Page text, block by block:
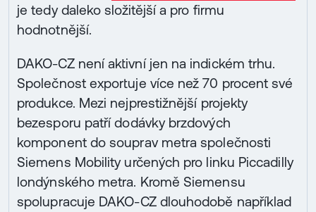
je tedy daleko složitější a pro firmu
hodnotnější.
DAKO-CZ není aktivní jen na indickém trhu.
Společnost exportuje více než 70 procent své
produkce. Mezi nejprestižnější projekty
bezesporu patří dodávky brzdových
komponent do souprav metra společnosti
Siemens Mobility určených pro linku Piccadilly
londýnského metra. Kromě Siemensu
spolupracuje DAKO-CZ dlouhodobě například